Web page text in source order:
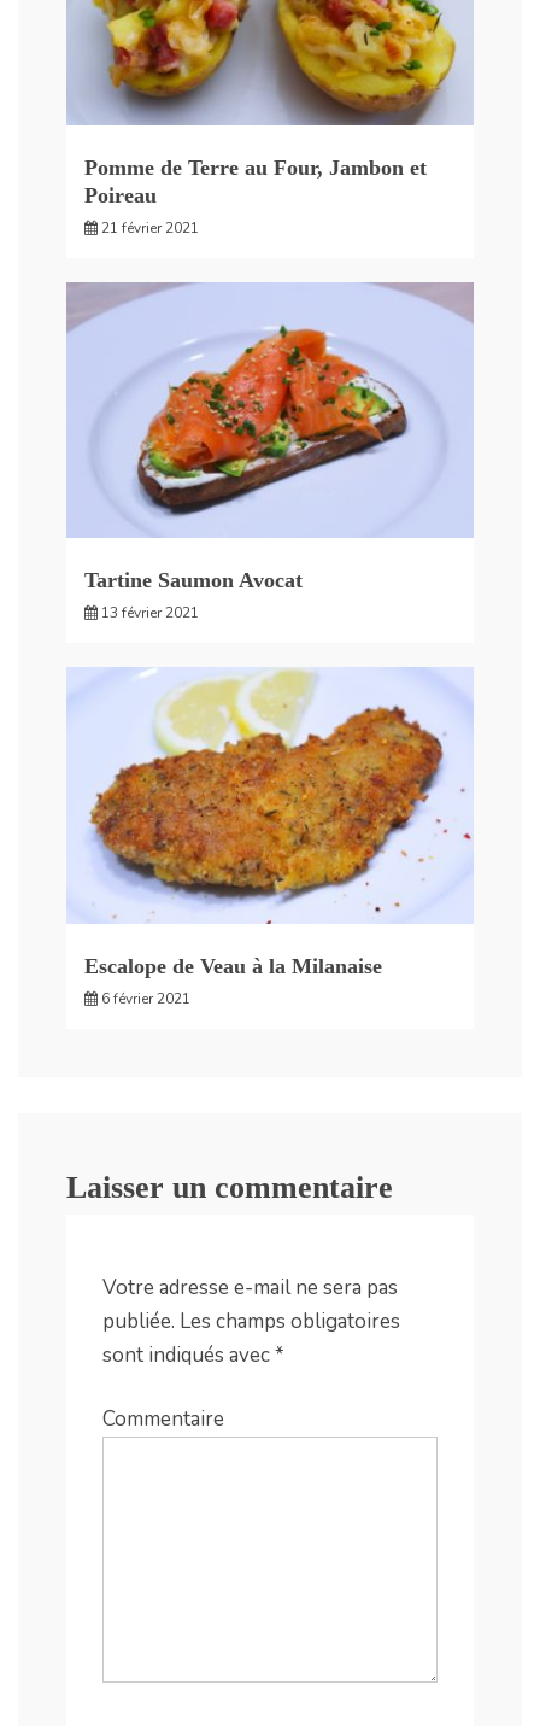
Pomme de Terre au Four, Jambon et
Poireau
21 février 2021
Tartine Saumon Avocat
13 février 2021
Escalope de Veau à la Milanaise
6 février 2021
Laisser un commentaire
Votre adresse e-mail ne sera pas
publiée. Les champs obligatoires
sont indiqués avec*
Commentaire